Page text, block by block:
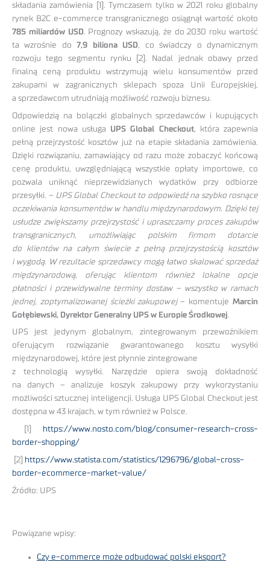
składania zamówienia [1]. Tymczasem tylko w 2021 roku globalny
rynek B2C e-commerce transgranicznego osiągnął wartość około
785 miliardów USD. Prognozy wskazują, że do 2030 roku wartość
ta wzrośnie do7,9 biliona USD, co świadczy o dynamicznym
rozwoju tego segmentu rynku [2]. Nadal jednak obawy przed
finalną ceną produktu wstrzymują wielu konsumentów przed
zakupami w zagranicznych sklepach spoza Unii Europejskiej,
a sprzedawcom utrudniają możliwość rozwoju biznesu.
Odpowiedzią na bolączki globalnych sprzedawców i kupujących
online jest nowa usługa UPS Global Checkout, która zapewnia
pełną przejrzystość kosztów już na etapie składania zamówienia.
Dzięki rozwiązaniu, zamawiający od razu może zobaczyć końcową
cenę produktu, uwzględniającą wszystkie opłaty importowe, co
pozwala uniknąć nieprzewidzianych wydatków przy odbiorze
przesyłki. – UPS Global Checkout to odpowiedź na szybko rosnące
oczekiwania konsumentów w handlu międzynarodowym. Dzięki tej
usłudze zwiększamy przejrzystość i upraszczamy proces zakupów
transgranicznych, umożliwiając polskim firmom dotarcie
do klientów na całym świecie z pełną przejrzystością kosztów
i wygodą. W rezultacie sprzedawcy mogą łatwo skalować sprzedaż
międzynarodową, oferując klientom również lokalne opcje
płatności i przewidywalne terminy dostaw – wszystko w ramach
jednej, zoptymalizowanej ścieżki zakupowej– komentuje Marcin
Gołębiewski, Dyrektor Generalny UPS w Europie Środkowej.
UPS jest jedynym globalnym, zintegrowanym przewoźnikiem
oferującym rozwiązanie gwarantowanego kosztu wysyłki
międzynarodowej, które jest płynnie zintegrowane
z technologią wysyłki. Narzędzie opiera swoją dokładność
na danych – analizuje koszyk zakupowy przy wykorzystaniu
możliwości sztucznej inteligencji. Usługa UPS Global Checkout jest
dostępna w 43 krajach, w tym również w Polsce.
[1]
https://www.nosto.com/blog/consumer-research-cross-
border-shopping/
[2]
https://www.statista.com/statistics/1296796/global-cross-
border-ecommerce-market-value/
Źródło: UPS
Powiązane wpisy:
Czy e-commerce może odbudować polski eksport?